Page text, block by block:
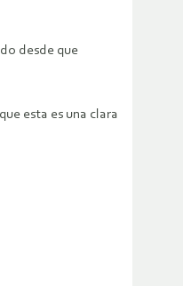
desde que
esta es una clara